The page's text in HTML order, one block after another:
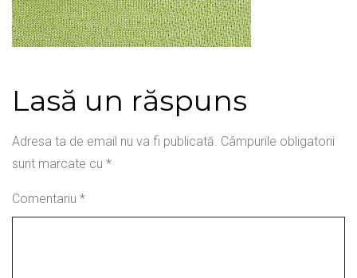
Lasă un răspuns
Adresa ta de email nu va fi publicată. Câmpurile obligatorii
sunt marcate cu *
Comentariu *